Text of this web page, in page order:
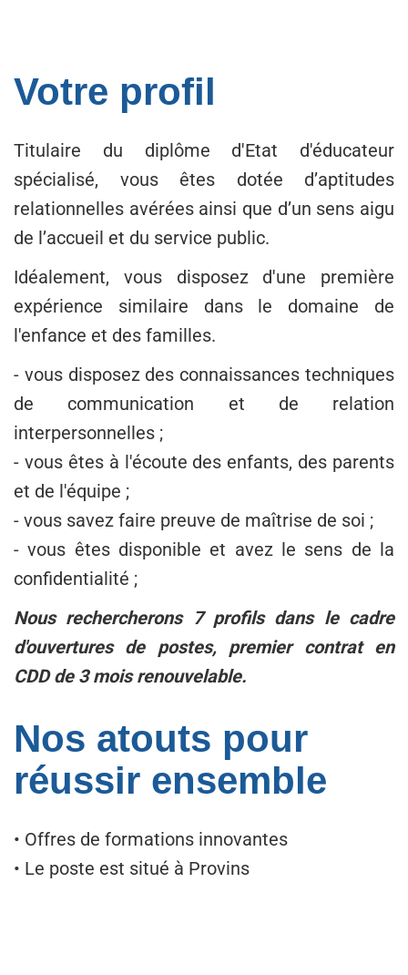
Votre profil
Titulaire du diplôme d'Etat d'éducateur
spécialisé, vous êtes dotée d’aptitudes
relationnelles avérées ainsi que d’un sens aigu
de l’accueil et du service public.
Idéalement, vous disposez d'une première
expérience similaire dans le domaine de
l'enfance et des familles.
- vous disposez des connaissances techniques
de communication et de relation
interpersonnelles ;
- vous êtes à l'écoute des enfants, des parents
et de l'équipe ;
- vous savez faire preuve de maîtrise de soi ;
- vous êtes disponible et avez le sens de la
confidentialité ;
Nous rechercherons 7 profils dans le cadre
d'ouvertures de postes, premier contrat en
CDD de 3 mois renouvelable.
Nos atouts pour
réussir ensemble
• Offres de formations innovantes
• Le poste est situé à Provins